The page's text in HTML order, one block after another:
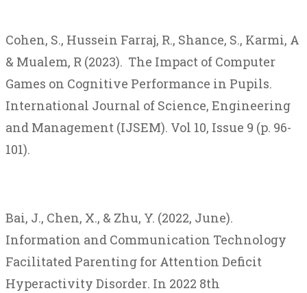
Cohen, S., Hussein Farraj, R., Shance, S., Karmi, A
& Mualem, R (2023). The Impact of Computer
Games on Cognitive Performance in Pupils.
International Journal of Science, Engineering
and Management (IJSEM). Vol 10, Issue 9 (p. 96-
101).
Bai, J., Chen, X., & Zhu, Y. (2022, June).
Information and Communication Technology
Facilitated Parenting for Attention Deficit
Hyperactivity Disorder. In 2022 8th